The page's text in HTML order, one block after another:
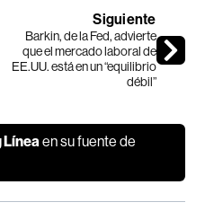
Siguiente
Barkin, de la Fed, advierte
que el mercado laboral de
EE.UU. está en un “equilibrio
débil”
Líneaen su fuente de